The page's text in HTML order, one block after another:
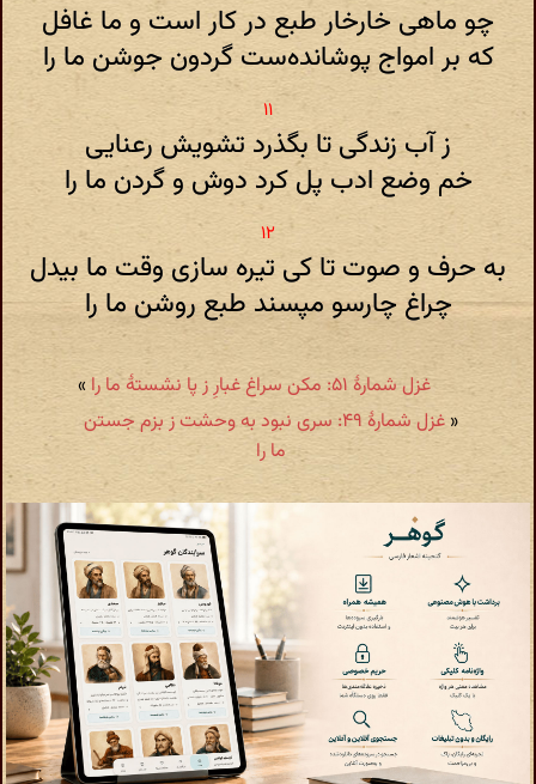
چو ماهی خارخار طبع در کار است و ما غافل
که بر امواج پوشانده‌ست گردون جوشن ما را
ز آب زندگی تا بگذرد تشویش رعنایی
خم وضع ادب پل کرد دوش و گردن ما را
به حرف و صوت تا کی تیره سازی وقت ما بیدل
چراغ چارسو مپسند طبع روشن ما را
غزل شمارهٔ ۵۱: مکن سراغ غبارِ ز پا نشستهٔ ما را
»
«
غزل شمارهٔ ۴۹: سری‌ نبود به وحشت‌ ز بزم‌ جستن‌
ما را